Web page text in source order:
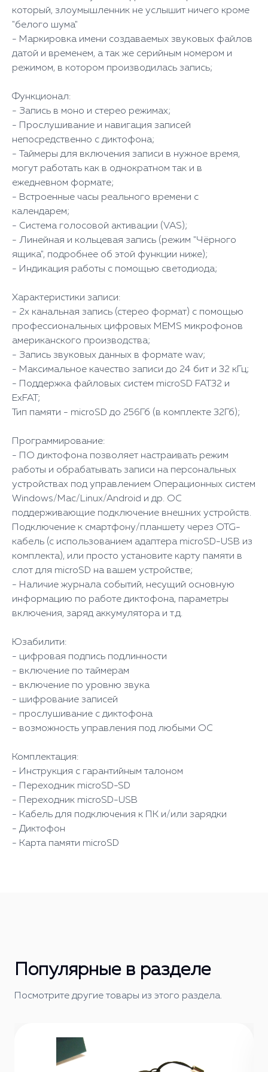
который, злоумышленник не услышит ничего кроме
"белого шума"
- Маркировка имени создаваемых звуковых файлов
датой и временем, а так же серийным номером и
режимом, в котором производилась запись;
Функционал:
- Запись в моно и стерео режимах;
- Прослушивание и навигация записей
непосредственно с диктофона;
- Таймеры для включения записи в нужное время,
могут работать как в однократном так и в
ежедневном формате;
- Встроенные часы реального времени с
календарем;
- Система голосовой активации (VAS);
- Линейная и кольцевая запись (режим "Чёрного
ящика", подробнее об этой функции ниже);
- Индикация работы с помощью светодиода;
Характеристики записи:
- 2х канальная запись (стерео формат) с помощью
профессиональных цифровых MEMS микрофонов
американского производства;
- Запись звуковых данных в формате wav;
- Максимальное качество записи до 24 бит и 32 кГц;
- Поддержка файловых систем microSD FAT32 и
ExFAT;
Тип памяти - microSD до 256Гб (в комплекте 32Гб);
Программирование:
- ПО диктофона позволяет настраивать режим
работы и обрабатывать записи на персональных
устройствах под управлением Операционных систем
Windows/Mac/Linux/Android и др. ОС
поддерживающие подключение внешних устройств.
Подключение к смартфону/планшету через OTG-
кабель (с использованием адаптера microSD-USB из
комплекта), или просто установите карту памяти в
слот для microSD на вашем устройстве;
- Наличие журнала событий, несущий основную
информацию по работе диктофона, параметры
включения, заряд аккумулятора и т.д.
Юзабилити:
- цифровая подпись подлинности
- включение по таймерам
- включение по уровню звука
- шифрование записей
- прослушивание с диктофона
- возможность управления под любыми ОС
Комплектация:
- Инструкция с гарантийным талоном
- Переходник microSD-SD
- Переходник microSD-USB
- Кабель для подключения к ПК и/или зарядки
- Диктофон
- Карта памяти microSD
Популярные в разделе
Посмотрите другие товары из этого раздела.